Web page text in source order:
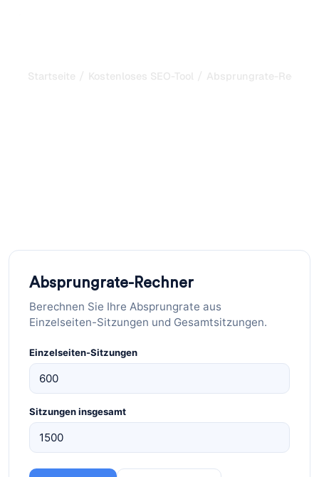
Startseite / Kostenloses SEO-Tool / Absprungrate-Rechner
Absprungrate-Rechner
Berechnen Sie Ihre Absprungrate aus
Einzelseiten-Sitzungen und Gesamtsitzungen.
Einzelseiten-Sitzungen
Sitzungen insgesamt